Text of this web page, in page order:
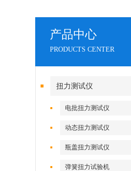
产品中心
PRODUCTS CENTER
扭力测试仪
电批扭力测试仪
动态扭力测试仪
瓶盖扭力测试仪
弹簧扭力试验机